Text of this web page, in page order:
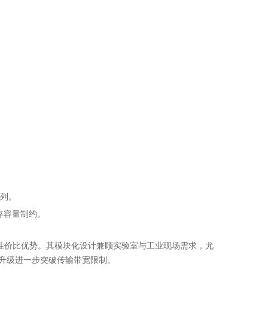
。
量制约。
比优势。其模块化设计兼顾实验室与工业现场需求，尤
进一步突破传输带宽限制。